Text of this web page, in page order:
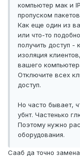
компьютер мак и
пропуском
Как еще один из
или что-то
получить доступ -
изоляция
вашего
Отключите всех
доступ.
Но часто бывает,
убнт. Частенько
Поэтому нужно
оборудования.
Сааб да точно